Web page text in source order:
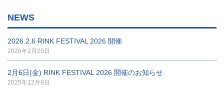
NEWS
2026.2.6 RINK FESTIVAL 2026 開催
2026年2月20日
2月6日(金) RINK FESTIVAL 2026 開催のお知らせ
2025年12月8日